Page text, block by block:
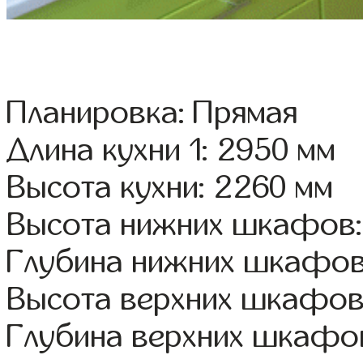
Планировка: Прямая
Длина кухни 1: 2950 мм
Высота кухни: 2260 мм
Высота нижних
Глубина нижних
Высота верхних
Глубина верхних